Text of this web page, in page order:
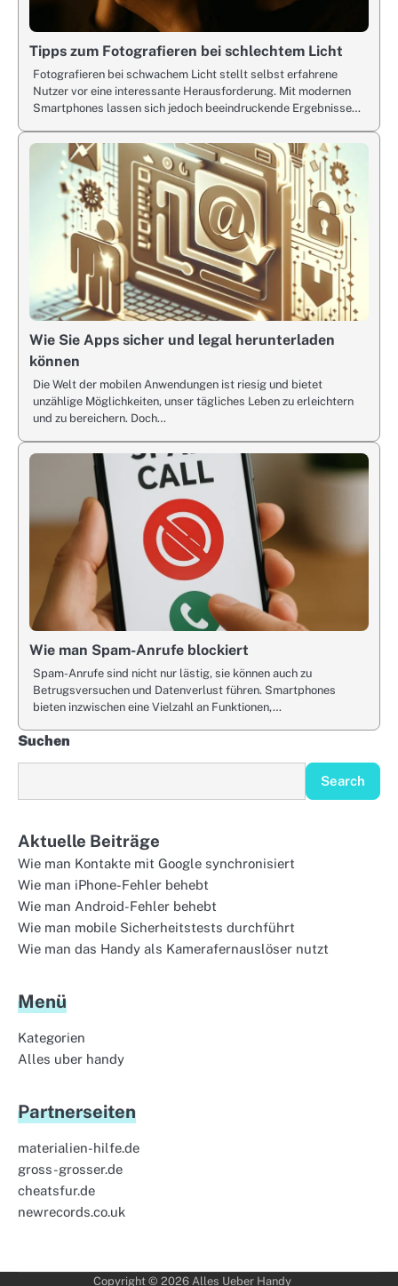
Tipps zum Fotografieren bei schlechtem Licht
Fotografieren bei schwachem Licht stellt selbst erfahrene
Nutzer vor eine interessante Herausforderung. Mit modernen
Smartphones lassen sich jedoch beeindruckende Ergebnisse…
Wie Sie Apps sicher und legal herunterladen
können
Die Welt der mobilen Anwendungen ist riesig und bietet
unzählige Möglichkeiten, unser tägliches Leben zu erleichtern
und zu bereichern. Doch…
Wie man Spam-Anrufe blockiert
Spam-Anrufe sind nicht nur lästig, sie können auch zu
Betrugsversuchen und Datenverlust führen. Smartphones
bieten inzwischen eine Vielzahl an Funktionen,…
Suchen
Search
Aktuelle Beiträge
Wie man Kontakte mit Google synchronisiert
Wie man iPhone-Fehler behebt
Wie man Android-Fehler behebt
Wie man mobile Sicherheitstests durchführt
Wie man das Handy als Kamerafernauslöser nutzt
Menü
Kategorien
Alles uber handy
Partnerseiten
materialien-hilfe.de
gross-grosser.de
cheatsfur.de
newrecords.co.uk
Copyright © 2026 Alles Ueber Handy